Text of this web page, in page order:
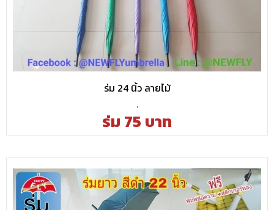
ร่ม 24 นิ้ว ลายไม้
.
ร่ม 75 บาท